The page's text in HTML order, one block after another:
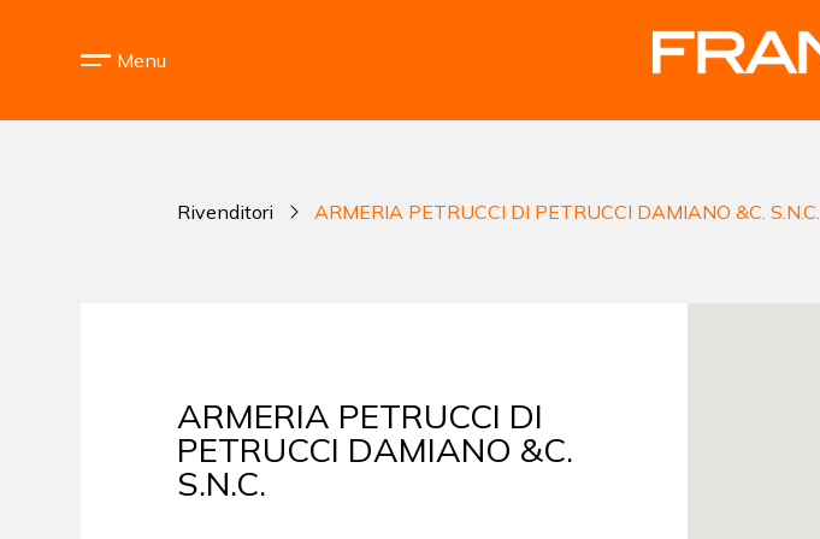
Menu
Rivenditori ARMERIA PETRUCCI DI PETRUCCI DAMIANO &C. S.N.C.
ARMERIA PETRUCCI DI
PETRUCCI DAMIANO &C.
S.N.C.